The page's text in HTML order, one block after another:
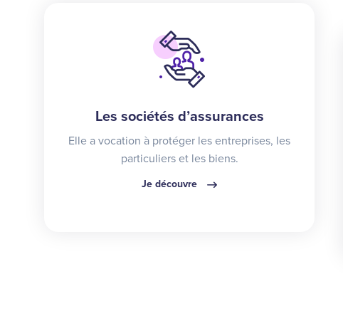
Les sociétés d’assurances
Elle a vocation à protéger les entreprises, les
particuliers et les biens.
Je découvre